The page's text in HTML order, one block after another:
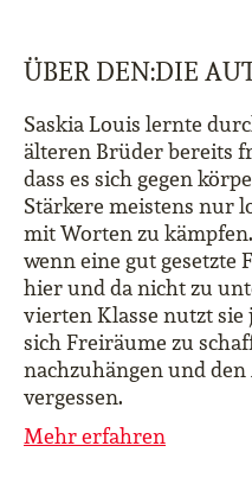
ÜBER DEN:DIE
Saskia Louis lernte
älteren Brüder bereits
dass es sich gegen
Stärkere meistens nur
mit Worten zu
wenn eine gut gesetzte
hier und da nicht zu
vierten Klasse nutzt
sich Freiräume zu
nachzuhängen und
vergessen.
Mehr erfahren